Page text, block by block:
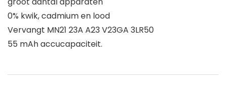
0% kwik, cadmium en lood
Vervangt MN21 23A A23 V23GA 3LR50
55 mAh accucapaciteit.